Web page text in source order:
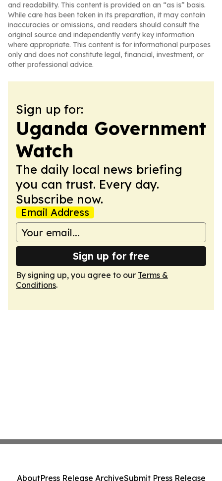
and readability. This content is provided on an “as is” basis.
While care has been taken in its preparation, it may contain
inaccuracies or omissions, and readers should consult the
original source and independently verify key information
where appropriate. This content is for informational purposes
only and does not constitute legal, financial, investment, or
other professional advice.
Sign up for:
Uganda Government
Watch
The daily local news briefing
you can trust. Every day.
Subscribe now.
Email Address
Sign up for free
By signing up, you agree to our Terms &
Conditions.
AboutPress Release ArchiveSubmit Press Release